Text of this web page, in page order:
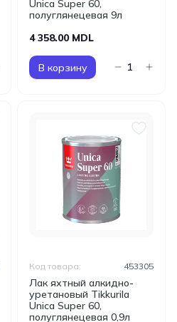
Unica Super 60,
полуглянецевая 9л
4 358.00 MDL
В корзину
Лак яхтный алкидно-
уретановый Tikkurila
Unica Super 60,
полуглянецевая 0,9л
Код товара: 453305